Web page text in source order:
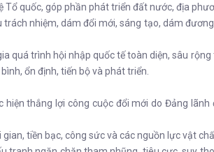
quốc, góp phần phát triển đất nước, địa
nhiệm, dám đổi mới, sáng tạo, dám
quá trình hội nhập quốc tế toàn diện, sâu
ổn định, tiến bộ và phát triển.
thắng lợi công cuộc đổi mới do Đảng
tiền bạc, công sức và các nguồn lực vật